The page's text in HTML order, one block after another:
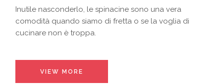
Inutile nasconderlo, le spinacine sono una vera
comodità quando siamo di fretta o se la voglia di
cucinare non è troppa.
VIEW MORE